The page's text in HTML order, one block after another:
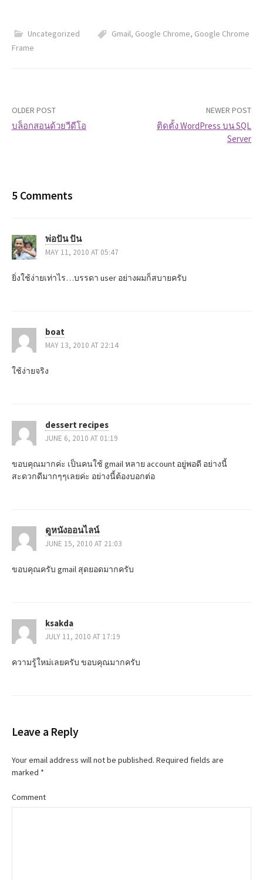
Uncategorized Gmail, Google Chrome, Google Chrome
Frame
s
n
a
g
a
o
OLDER POST
บล็อกสอนด้วยวีดีโอ
NEWER POST
ติดตั้ง WordPress บน SQL
Server
5 Comments
พ่อปัน ปัน
MAY 11, 2010 AT 05:47
ยิ่งใช้ง่ายเท่าไร…บรรดา user อย่างผมก็สบายครับ
boat
MAY 13, 2010 AT 22:14
ใช้ง่ายจริง
dessert recipes
JUNE 6, 2010 AT 01:19
ขอบคุณมากค่ะ เป็นคนใช้ gmail หลาย account อยู่พอดี อย่างนี้
สะดวกดีมากๆๆเลยค่ะ อย่างนี้ต้องบอกต่อ
ดูหนังออนไลน์
JUNE 15, 2010 AT 21:03
ขอบคุณครับ gmail สุดยอดมากครับ
ksakda
JULY 11, 2010 AT 17:19
ความรู้ใหม่เลยครับ ขอบคุณมากครับ
Leave a Reply
Your email address will not be published. Required fields are
marked *
Comment